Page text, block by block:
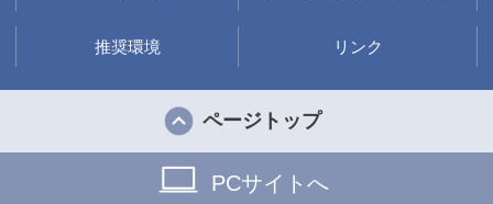
推奨環境 リンク
ページトップ
PCサイトへ